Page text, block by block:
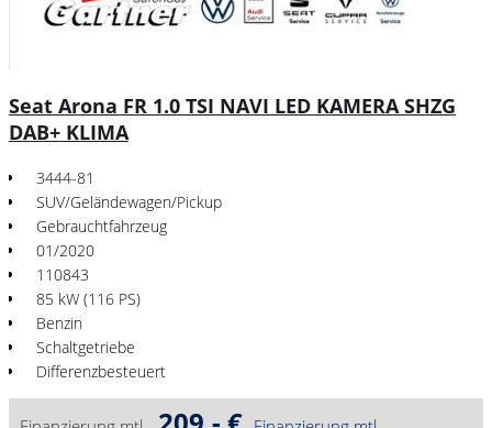
Seat Arona FR 1.0 TSI NAVI LED KAMERA SHZG
DAB+ KLIMA
3444-81
SUV/Geländewagen/Pickup
Gebrauchtfahrzeug
01/2020
110843
85 kW (116 PS)
Benzin
Schaltgetriebe
Differenzbesteuert